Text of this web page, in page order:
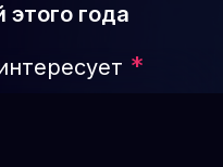
этого года
*